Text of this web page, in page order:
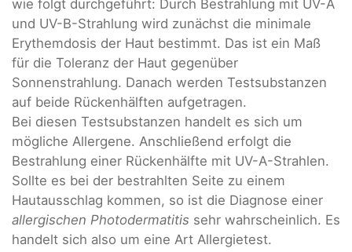
wie folgt durchgeführt: Durch Bestrahlung mit UV-A
und UV-B-Strahlung wird zunächst die minimale
Erythemdosis der Haut bestimmt. Das ist ein Maß
für die Toleranz der Haut gegenüber
Sonnenstrahlung. Danach werden Testsubstanzen
auf beide Rückenhälften aufgetragen.
Bei diesen Testsubstanzen handelt es sich um
mögliche Allergene. Anschließend erfolgt die
Bestrahlung einer Rückenhälfte mit UV-A-Strahlen.
Sollte es bei der bestrahlten Seite zu einem
Hautausschlag kommen, so ist die Diagnose einer
allergischen Photodermatitis sehr wahrscheinlich. Es
handelt sich also um eine Art Allergietest.